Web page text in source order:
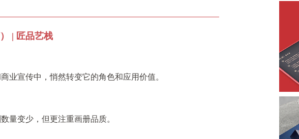
| 匠品艺栈
业宣传中，悄然转变它的角色和应用价值。
量变少，但更注重画册品质。